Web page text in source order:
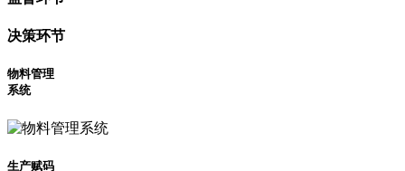
决策环节
物料管理
系统
生产赋码